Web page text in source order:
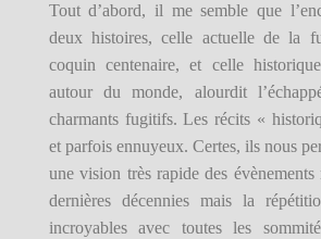
Tout d’abord, il me semble que
deux histoires, celle actuelle de la
coquin centenaire, et celle
autour du monde, alourdit
charmants fugitifs. Les récits «
et parfois ennuyeux. Certes, ils nous
une vision très rapide des
dernières décennies mais la
incroyables avec toutes les